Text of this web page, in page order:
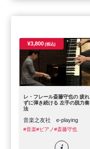
¥3,800(税込)
レ・フレール斎藤守也の 疲れ
ずに弾き続ける 左手の脱力奏
法
音楽之友社 e-playing
#音楽#ピアノ#斎藤守也